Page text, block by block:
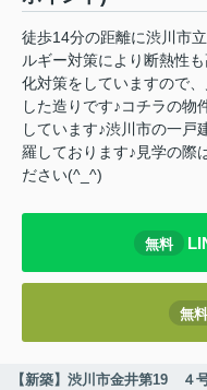
徒歩14分の距離に渋川市
ルギー対策により断熱性
化対策をしていますので
した造りです♪コチラの物
しています♪渋川市の一戸
羅しております♪見学の際
ださい(^_^)
無料
無料
【新築】渋川市金井第19